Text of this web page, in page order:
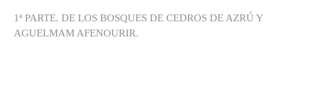
1ª PARTE. DE LOS BOSQUES DE CEDROS DE AZRÚ Y
AGUELMAM AFENOURIR.